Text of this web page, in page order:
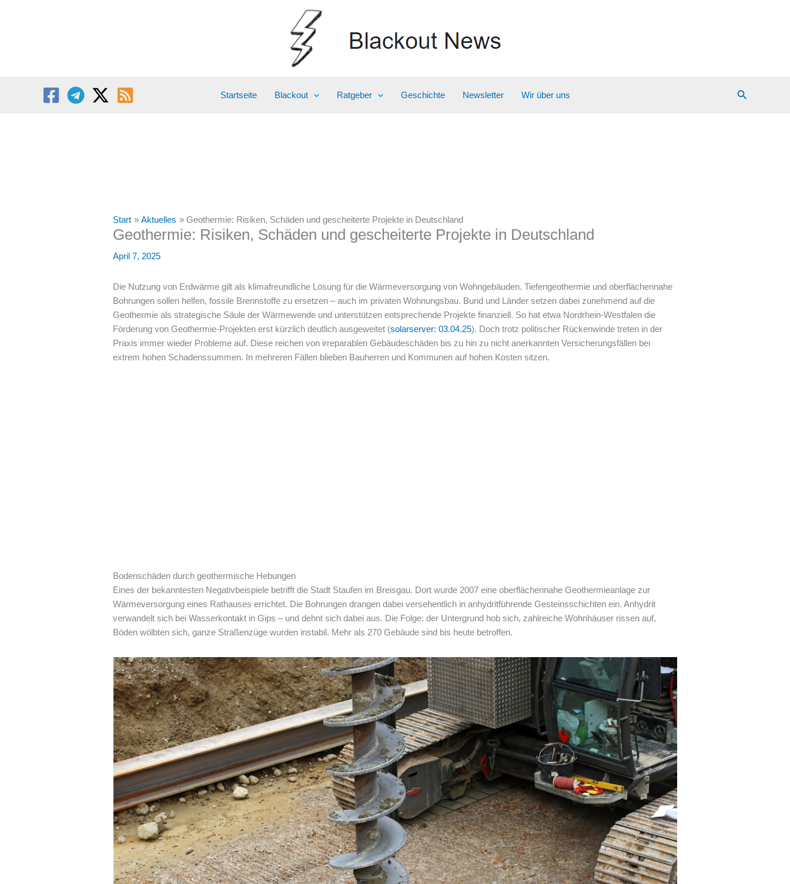
Startseite Blackout Ratgeber Geschichte Newsletter Wir über uns Suchen
Start Aktuelles Geothermie: Risiken, Schäden und gescheiterte Projekte in Deutschland
Geothermie: Risiken, Schäden und gescheiterte Projekte in Deutschland
April 7, 2025
Die Nutzung von Erdwärme gilt als klimafreundliche Lösung für die Wärmeversorgung von Wohngebäuden. Tiefengeothermie und oberflächennahe
Bohrungen sollen helfen, fossile Brennstoffe zu ersetzen – auch im privaten Wohnungsbau. Bund und Länder setzen dabei zunehmend auf die
Geothermie als strategische Säule der Wärmewende und unterstützen entsprechende Projekte finanziell. So hat etwa Nordrhein-Westfalen die
Förderung von Geothermie-Projekten erst kürzlich deutlich ausgeweitet (solarserver: 03.04.25). Doch trotz politischer Rückenwinde treten in der
Praxis immer wieder Probleme auf. Diese reichen von irreparablen Gebäudeschäden bis zu hin zu nicht anerkannten Versicherungsfällen bei
extrem hohen Schadenssummen. In mehreren Fällen blieben Bauherren und Kommunen auf hohen Kosten sitzen.
Bodenschäden durch geothermische Hebungen
Eines der bekanntesten Negativbeispiele betrifft die Stadt Staufen im Breisgau. Dort wurde 2007 eine oberflächennahe Geothermieanlage zur
Wärmeversorgung eines Rathauses errichtet. Die Bohrungen drangen dabei versehentlich in anhydritführende Gesteinsschichten ein. Anhydrit
verwandelt sich bei Wasserkontakt in Gips – und dehnt sich dabei aus. Die Folge: der Untergrund hob sich, zahlreiche Wohnhäuser rissen auf,
Böden wölbten sich, ganze Straßenzüge wurden instabil. Mehr als 270 Gebäude sind bis heute betroffen.